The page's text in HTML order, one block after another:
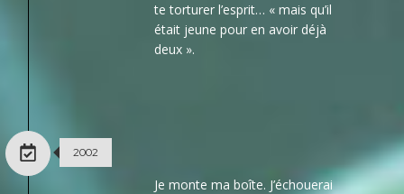
te torturer l’esprit… « mais qu’il
était jeune pour en avoir déjà
deux ».
Je monte ma boîte. J’échouerai
2002